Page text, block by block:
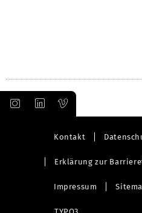
Kontakt
Erklärung zur
Impressum